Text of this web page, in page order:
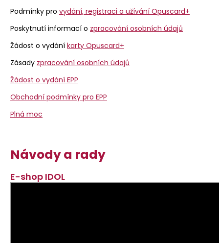
Podmínky pro vydání, registraci a užívání Opuscard+
Poskytnutí informací o zpracování osobních údajů
Žádost o vydání karty Opuscard+
Zásady zpracování osobních údajů
Žádost o vydání EPP
Obchodní podmínky pro EPP
Plná moc
Návody a rady
E-shop IDOL